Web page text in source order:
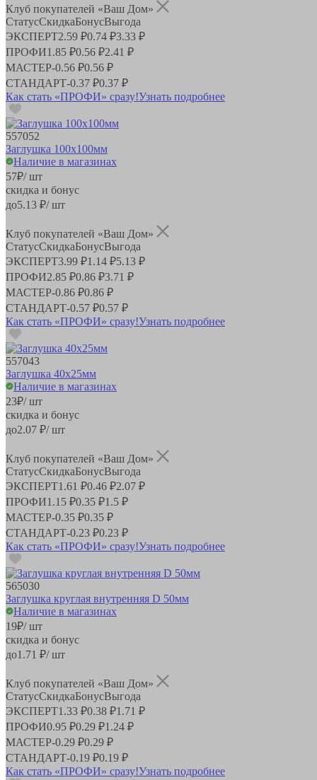
Клуб покупателей «Ваш Дом»
СтатусСкидкаБонусВыгода
ЭКСПЕРТ2.59 ₽0.74 ₽3.33 ₽
ПРОФИ1.85 ₽0.56 ₽2.41 ₽
МАСТЕР-0.56 ₽0.56 ₽
СТАНДАРТ-0.37 ₽0.37 ₽
Как стать «ПРОФИ» сразу!Узнать подробнее
557052
Заглушка 100х100мм
Наличие в магазинах
57₽/ шт
скидка и бонус
до5.13 ₽/ шт
Клуб покупателей «Ваш Дом»
СтатусСкидкаБонусВыгода
ЭКСПЕРТ3.99 ₽1.14 ₽5.13 ₽
ПРОФИ2.85 ₽0.86 ₽3.71 ₽
МАСТЕР-0.86 ₽0.86 ₽
СТАНДАРТ-0.57 ₽0.57 ₽
Как стать «ПРОФИ» сразу!Узнать подробнее
557043
Заглушка 40х25мм
Наличие в магазинах
23₽/ шт
скидка и бонус
до2.07 ₽/ шт
Клуб покупателей «Ваш Дом»
СтатусСкидкаБонусВыгода
ЭКСПЕРТ1.61 ₽0.46 ₽2.07 ₽
ПРОФИ1.15 ₽0.35 ₽1.5 ₽
МАСТЕР-0.35 ₽0.35 ₽
СТАНДАРТ-0.23 ₽0.23 ₽
Как стать «ПРОФИ» сразу!Узнать подробнее
565030
Заглушка круглая внутренняя D 50мм
Наличие в магазинах
19₽/ шт
скидка и бонус
до1.71 ₽/ шт
Клуб покупателей «Ваш Дом»
СтатусСкидкаБонусВыгода
ЭКСПЕРТ1.33 ₽0.38 ₽1.71 ₽
ПРОФИ0.95 ₽0.29 ₽1.24 ₽
МАСТЕР-0.29 ₽0.29 ₽
СТАНДАРТ-0.19 ₽0.19 ₽
Как стать «ПРОФИ» сразу!Узнать подробнее